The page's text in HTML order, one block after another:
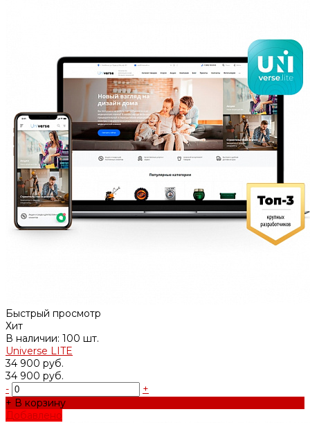
Быстрый просмотр
Хит
В наличии: 100 шт.
Universe LITE
34 900 руб.
34 900 руб.
-
+
+ В корзину
Добавлено